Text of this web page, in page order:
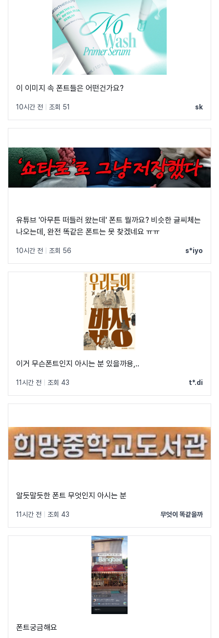
이 이미지 속 폰트들은 어떤건가요?
10시간 전 조회 51 sk
유튜브 '아무튼 떠들러 왔는데' 폰트 뭘까요? 비슷한 글씨체는
나오는데, 완전 똑같은 폰트는 못 찾겠네요 ㅠㅠ
10시간 전 조회 56 s*iyo
이거 무슨폰트인지 아시는 분 있을까용,..
11시간 전 조회 43 t*.di
알듯말듯한 폰트 무엇인지 아시는 분
11시간 전 조회 43 무엇이 똑같을까
폰트궁금해요